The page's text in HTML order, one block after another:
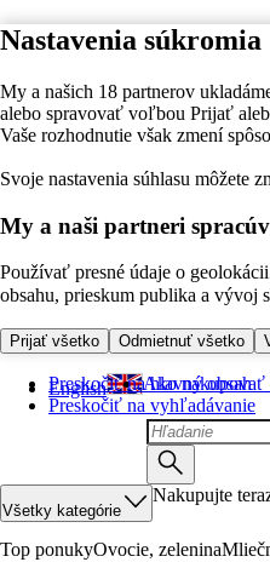
Nastavenia súkromia
My a našich 18 partnerov
alebo spravovať voľbou Prijať
Vaše rozhodnutie však zmení
Svoje nastavenia súhlasu môžete
My a naši partneri
Používať presné údaje o
obsahu, prieskum publika a vývoj
Prijať všetko Odmietnuť všetko
Preskočiť na hlavný obsah
Preskočiť na vyhľadávanie
English Ako nakupovať
Všetky kategórie
Nakupujte
Top ponukyOvocie, zelenina